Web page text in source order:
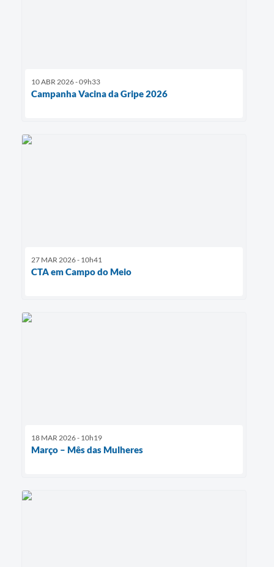
10 ABR 2026 - 09h33
Campanha Vacina da Gripe 2026
27 MAR 2026 - 10h41
CTA em Campo do Meio
18 MAR 2026 - 10h19
Março – Mês das Mulheres